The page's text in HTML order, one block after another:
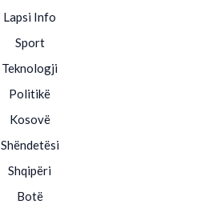
Lapsi Info
Sport
Teknologji
Politikë
Kosovë
Shëndetësi
Shqipëri
Botë